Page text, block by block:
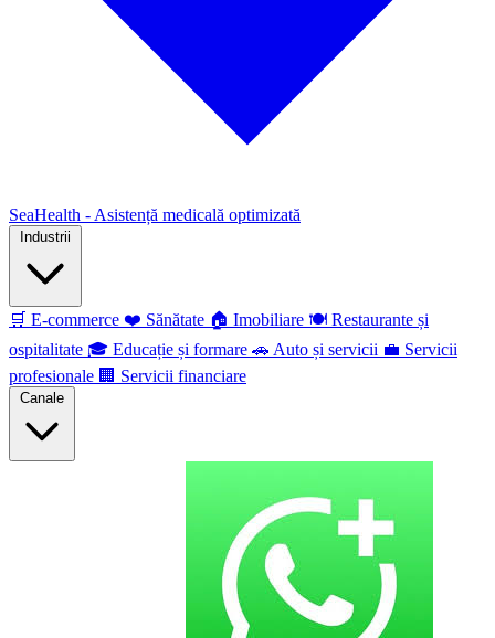
SeaHealth - Asistență medicală optimizată
🛒 E-commerce ❤️ Sănătate 🏠 Imobiliare 🍽️ Restaurante și
ospitalitate 🎓 Educație și formare 🚗 Auto și servicii 💼 Servicii
profesionale 🏢 Servicii financiare